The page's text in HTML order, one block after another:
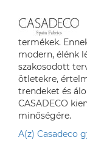
termékek.
modern, élénk
szakosodott
ötletekre,
trendeket és
CASADECO
minőségére.
A(z) Casadeco